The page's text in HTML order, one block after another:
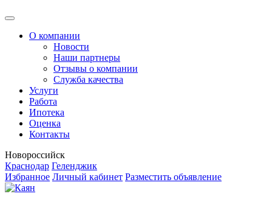
О компании
Новости
Наши партнеры
Отзывы о компании
Служба качества
Услуги
Работа
Ипотека
Оценка
Контакты
Новороссийск
Краснодар Геленджик
Избранное Личный кабинет Разместить объявление